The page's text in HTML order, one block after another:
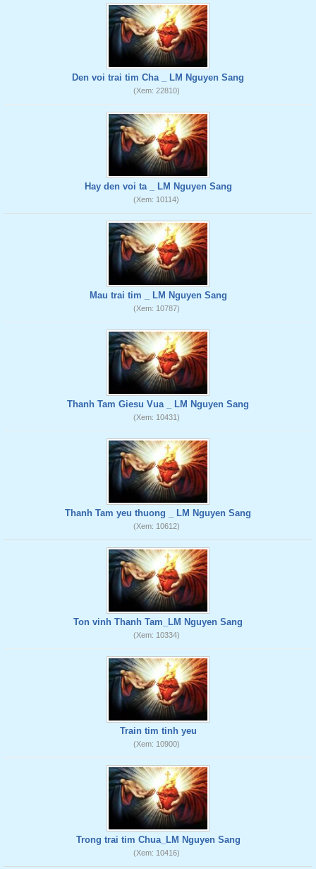
Den voi trai tim Cha _ LM Nguyen Sang
(Xem: 22810)
Hay den voi ta _ LM Nguyen Sang
(Xem: 10114)
Mau trai tim _ LM Nguyen Sang
(Xem: 10787)
Thanh Tam Giesu Vua _ LM Nguyen Sang
(Xem: 10431)
Thanh Tam yeu thuong _ LM Nguyen Sang
(Xem: 10612)
Ton vinh Thanh Tam_LM Nguyen Sang
(Xem: 10334)
Train tim tinh yeu
(Xem: 10900)
Trong trai tim Chua_LM Nguyen Sang
(Xem: 10416)